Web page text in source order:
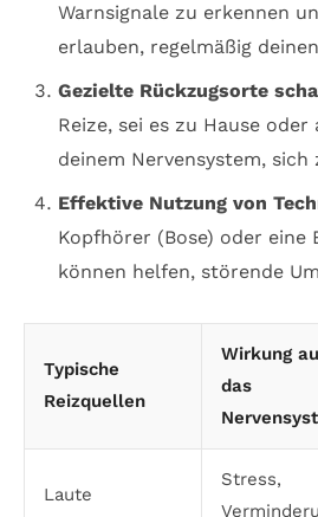
Warnsignale zu erkennen
erlauben, regelmäßig
Gezielte Rückzugsorte
Reize, sei es zu Hause
deinem Nervensystem, sich
Effektive Nutzung von
Kopfhörer (Bose) oder
können helfen, störende
Typische
Reizquellen
Wirkung
das
Laute
Stress,